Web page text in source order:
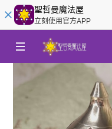
聖哲曼魔法屋
立刻使用官方APP